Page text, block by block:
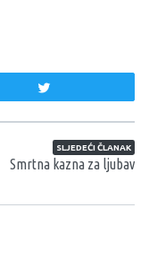
SLJEDEĆI ČLANAK
Smrtna kazna za ljubav